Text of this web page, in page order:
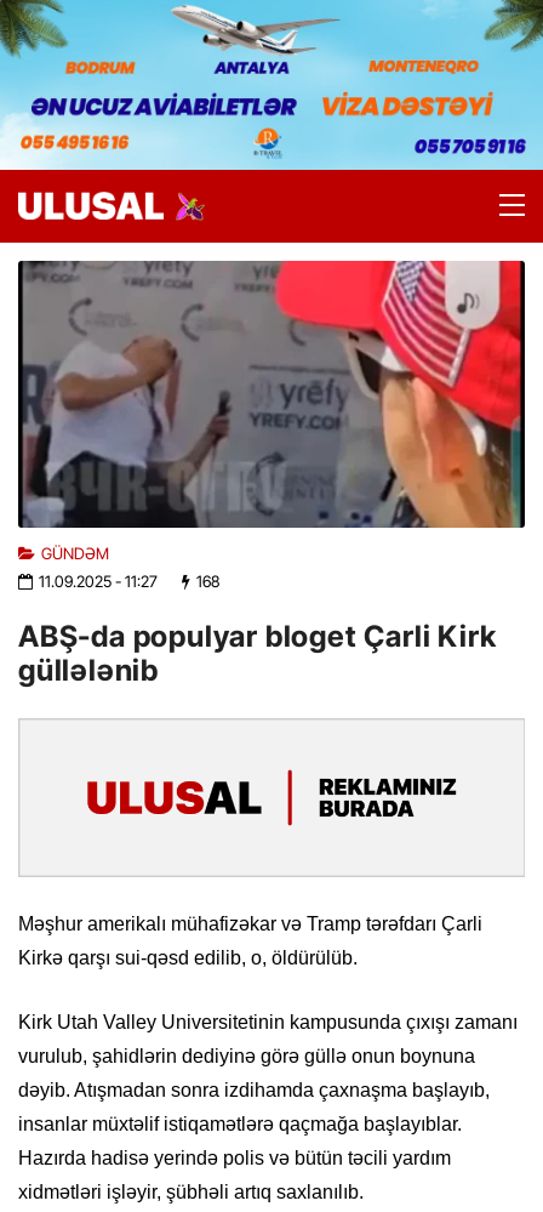
GÜNDƏM
11.09.2025- 11:27 168
ABŞ-da populyar bloget Çarli Kirk
güllələnib
Məşhur amerikalı mühafizəkar və Tramp tərəfdarı Çarli
Kirkə qarşı sui-qəsd edilib, o, öldürülüb.
Kirk Utah Valley Universitetinin kampusunda çıxışı zamanı
vurulub, şahidlərin dediyinə görə güllə onun boynuna
dəyib. Atışmadan sonra izdihamda çaxnaşma başlayıb,
insanlar müxtəlif istiqamətlərə qaçmağa başlayıblar.
Hazırda hadisə yerində polis və bütün təcili yardım
xidmətləri işləyir, şübhəli artıq saxlanılıb.